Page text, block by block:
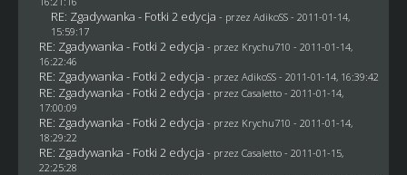
RE: Zgadywanka - Fotki 2 edycja - przez AdikoSS - 2011-01-14,
15:59:17
RE: Zgadywanka - Fotki 2 edycja - przez Krychu710 - 2011-01-14,
16:22:46
RE: Zgadywanka - Fotki 2 edycja - przez AdikoSS - 2011-01-14, 16:39:42
RE: Zgadywanka - Fotki 2 edycja - przez Casaletto- 2011-01-14,
17:00:09
RE: Zgadywanka - Fotki 2 edycja - przez Krychu710 - 2011-01-14,
18:29:22
RE: Zgadywanka - Fotki 2 edycja - przez Casaletto- 2011-01-15,
22:25:28